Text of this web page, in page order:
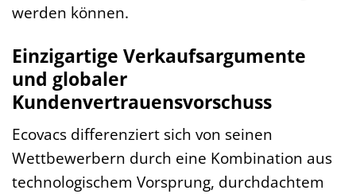
werden können.
Einzigartige Verkaufsargumente
und globaler
Kundenvertrauensvorschuss
Ecovacs differenziert sich von seinen
Wettbewerbern durch eine Kombination aus
technologischem Vorsprung, durchdachtem